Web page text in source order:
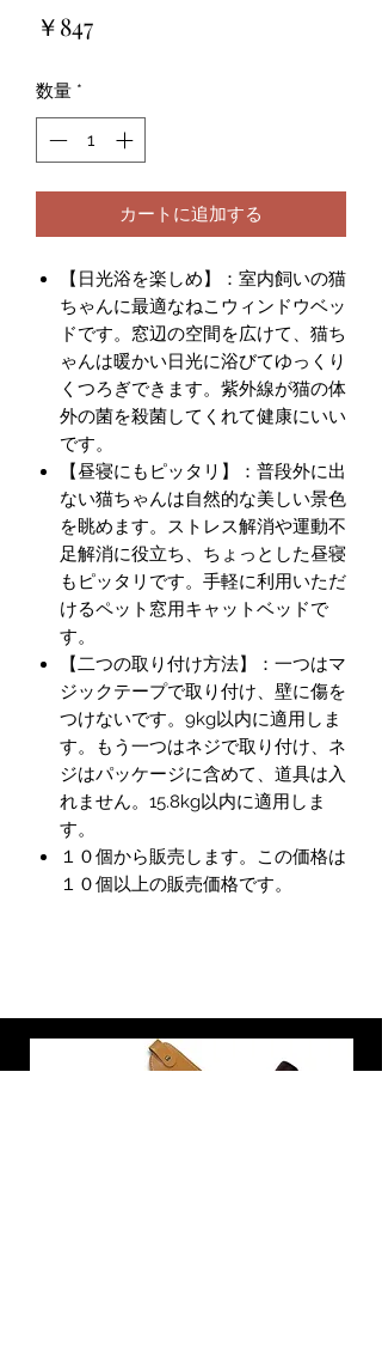
￥847価
数量 *
カートに追加する
【日光浴を楽しめ】：室内飼いの猫
ちゃんに最適なねこウィンドウベッ
ドです。窓辺の空間を広けて、猫ち
ゃんは暖かい日光に浴びてゆっくり
くつろぎできます。紫外線が猫の体
外の菌を殺菌してくれて健康にいい
です。
【昼寝にもピッタリ】：普段外に出
ない猫ちゃんは自然的な美しい景色
を眺めます。ストレス解消や運動不
足解消に役立ち、ちょっとした昼寝
もピッタリです。手軽に利用いただ
けるペット窓用キャットベッドで
す。
【二つの取り付け方法】：一つはマ
ジックテープで取り付け、壁に傷を
つけないです。9kg以内に適用しま
す。もう一つはネジで取り付け、ネ
ジはパッケージに含めて、道具は入
れません。15.8kg以内に適用しま
す。
１０個から販売します。この価格は
１０個以上の販売価格です。